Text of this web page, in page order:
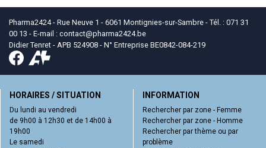
Pharma2424 - Rue Neuve 1 - 6061 Montignies-sur-Sambre - Tél. : 071 31
00 13 - E-mail : contact@pharma2424.be
Didier Tenret - APB 524908 - N° Entreprise BE0842-084-219
HORAIRES / SITUATION
Du lundi au vendredi
de 9h00 à 12h30 et de 14h00 à
19h00
Le samedi
INFORMATION
Rechercher par zone - Femme
Rechercher par zone - Homme
Rechercher par thème ou par
problème